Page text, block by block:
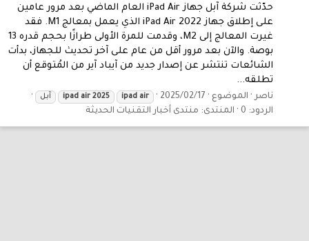
حدّثت شركة آبل جهاز iPad Air العام الماضي بعد مرور عامين
على إطلاق جهاز iPad Air 2022 الذي يعمل بمعالج M1. فقد
غيرت المعالج إلى M2، وقدمت للمرة الأولى طرازًا بحجم قدره 13
بوصة. والآن بعد مرور أقل من عام على آخر تحديث للجهاز، بدأت
الشائعات تنتشر عن إصدار جديد من آيباد آير من المُتوقع أن
تطلقه...
ناصر الموضوع 2025/02/17
ipad air
ipad air 2025 آبل
الردود: 0 المنتدى: منتدى أخبار التقنيات الحديثة